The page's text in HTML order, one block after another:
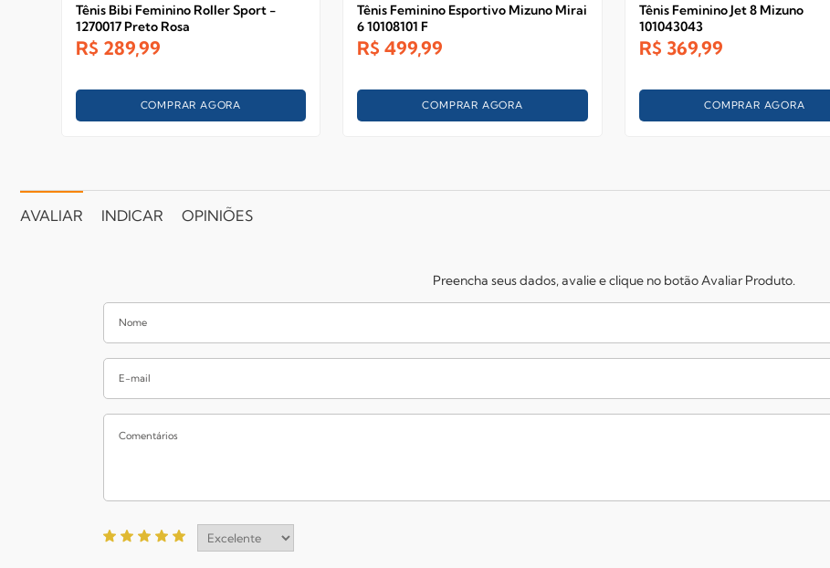
Tênis Bibi Feminino Roller Sport -
1270017 Preto Rosa
R$ 289,99
COMPRAR AGORA
Tênis Feminino Esportivo Mizuno Mirai
6 10108101 F
R$ 499,99
COMPRAR AGORA
Tênis Feminino Jet 8 Mizuno
101043043
R$ 369,99
COMPRAR AGORA
AVALIAR INDICAR OPINIÕES
Preencha seus dados, avalie e clique no botão Avaliar Produto.